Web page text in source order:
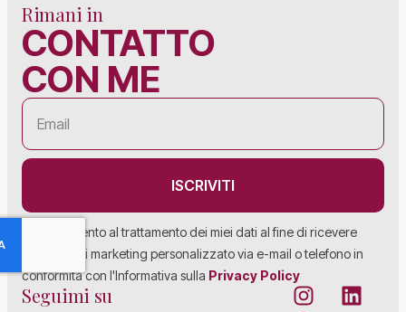
Rimani in
CONTATTO
CON ME
Acconsento al trattamento dei miei dati al fine di ricevere
materiale di marketing personalizzato via e-mail o telefono in
conformità con l'Informativa sulla Privacy Policy
ISCRIVITI
Seguimi su